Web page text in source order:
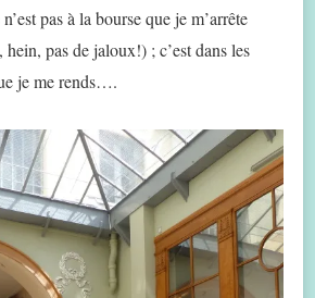
pas à la bourse que je m’arrête
hein, pas de jaloux!) ; c’est dans les
je me rends….